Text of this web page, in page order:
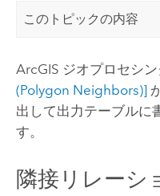
このトピックの内容
ArcGIS ジオプロセシ
(Polygon Neighbors)]
出して出力テーブルに
す。
隣接リレーシ